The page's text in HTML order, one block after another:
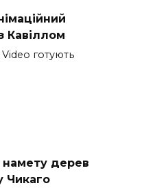
Кавіллом
готують
намету дерев
Чикаго